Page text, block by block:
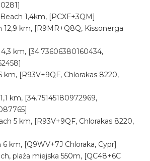
1,4km, [PCXF+3QM]
12,9 km, [R9MR+Q8Q, Kissonerga
km, [34.73606380160434,
km, [R93V+9QF, Chlorakas 8220,
km, [34.75145180972969,
5 km, [R93V+9QF, Chlorakas 8220,
6 km, [Q9WV+7J Chloraka, Cypr]
plaża miejska 550m, [QC48+6C